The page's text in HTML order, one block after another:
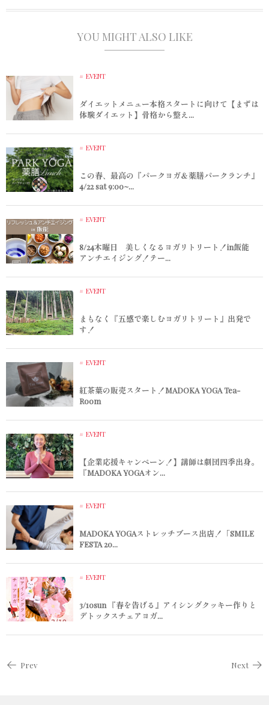
YOU MIGHT ALSO LIKE
EVENT
ダイエットメニュー本格スタートに向けて【まずは
体験ダイエット】骨格から整え...
EVENT
この春、最高の『パークヨガ＆薬膳パークランチ』
4/22 sat 9:00~...
EVENT
8/24木曜日 美しくなるヨガリトリート！in飯能
アンチエイジング！テー...
EVENT
まもなく『五感で楽しむヨガリトリート』出発で
す！
EVENT
紅茶葉の販売スタート！MADOKA YOGA Tea-
Room
EVENT
【企業応援キャンペーン！】講師は劇団四季出身。
『MADOKA YOGAオン...
EVENT
MADOKA YOGAストレッチブース出店！「SMILE
FESTA 20...
EVENT
3/10sun 『春を告げる』アイシングクッキー作りと
デトックスチェアヨガ...
Prev Next